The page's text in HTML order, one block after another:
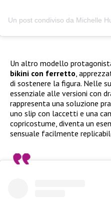
Un altro modello
bikini con ferretto ,
di sostenere la figura. Nelle
essenziale alle versioni con
rappresenta una soluzione
uno slip con laccetti e una
copricostume, diventa un
sensuale facilmente